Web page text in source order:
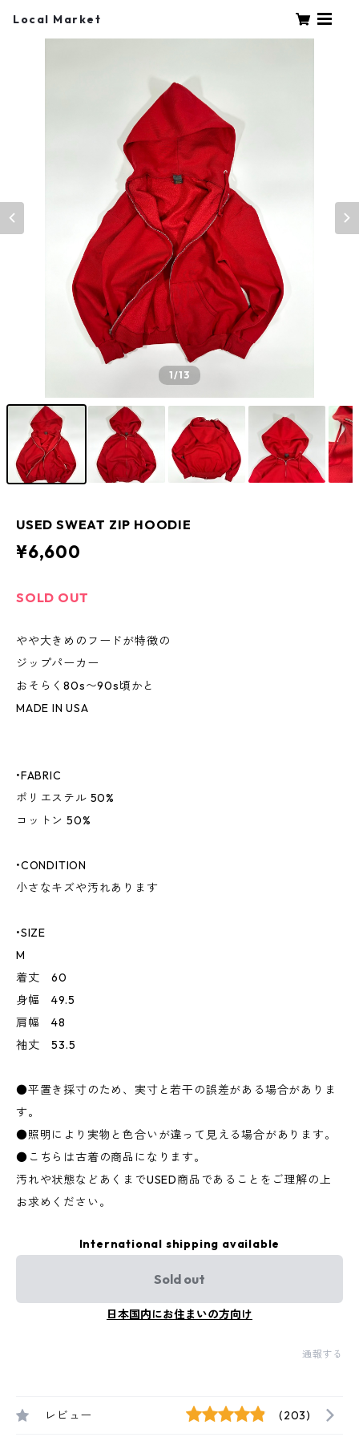
Local Market
1/13
USED SWEAT ZIP HOODIE
¥6,600
SOLD OUT
やや大きめのフードが特徴の
ジップパーカー
おそらく80s〜90s頃かと
MADE IN USA
•FABRIC
ポリエステル 50%
コットン 50%
•CONDITION
小さなキズや汚れあります
•SIZE
M
着丈 60
身幅 49.5
肩幅 48
袖丈 53.5
●平置き採寸のため、実寸と若干の誤差がある場合がありま
す。
●照明により実物と色合いが違って見える場合があります。
●こちらは古着の商品になります。
汚れや状態などあくまでUSED商品であることをご理解の上
お求めください。
International shipping available
Sold out
日本国内にお住まいの方向け
通報する
レビュー (203)